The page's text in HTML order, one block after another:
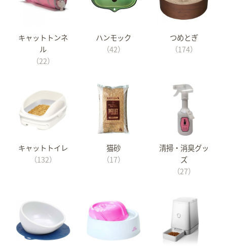
キャットトンネ
ル
（22）
ハンモック
（42）
つめとぎ
（174）
キャットトイレ
（132）
猫砂
（17）
清掃・消臭グッ
ズ
（27）